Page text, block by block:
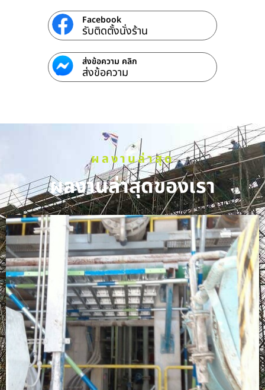
Facebook
รับติดตั้งนั่งร้าน
ส่งข้อความ คลิก
ส่งข้อความ
ผลงานล่าสุด
ผลงานล่าสุดของเรา